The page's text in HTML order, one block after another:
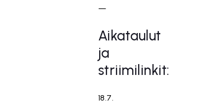
—
Aikataulut
ja
striimilinkit:
18.7.